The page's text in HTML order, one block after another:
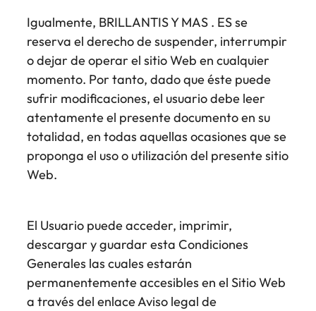
Igualmente, BRILLANTIS Y MAS . ES se
reserva el derecho de suspender, interrumpir
o dejar de operar el sitio Web en cualquier
momento. Por tanto, dado que éste puede
sufrir modificaciones, el usuario debe leer
atentamente el presente documento en su
totalidad, en todas aquellas ocasiones que se
proponga el uso o utilización del presente sitio
Web.
El Usuario puede acceder, imprimir,
descargar y guardar esta Condiciones
Generales las cuales estarán
permanentemente accesibles en el Sitio Web
a través del enlace Aviso legal de